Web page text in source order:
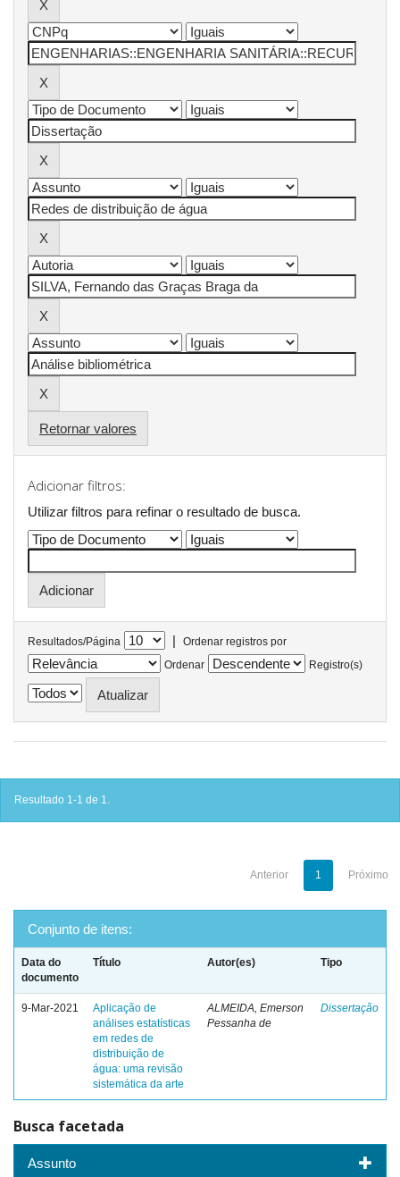
Retornar valores
Adicionar filtros:
Utilizar filtros para refinar o resultado de busca.
Resultados/Página |
Ordenar registros por
Ordenar
Registro(s)
Resultado 1-1 de 1.
Anterior 1 Próximo
Conjunto de itens:
Data do
documento
Título Autor(es) Tipo
9-Mar-2021
Aplicação de
análises estatísticas
em redes de
distribuição de
água: uma revisão
sistemática da arte
ALMEIDA, Emerson
Pessanha de
Dissertação
Busca facetada
Assunto